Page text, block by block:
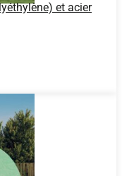
et acier